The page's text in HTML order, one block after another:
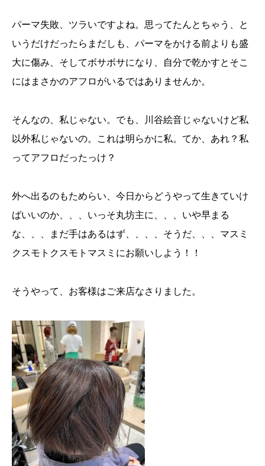
パーマ失敗、ツラいですよね。思ってたんとちゃう、と
いうだけだったらまだしも、パーマをかける前よりも盛
大に傷み、そしてボサボサになり、自分で乾かすとそこ
にはまさかのアフロがいるではありませんか。
そんなの、私じゃない。でも、川谷絵音じゃないけど私
以外私じゃないの。これは明らかに私。てか、あれ？私
ってアフロだったっけ？
外へ出るのもためらい、今日からどうやって生きていけ
ばいいのか、、、いっそ丸坊主に、、、いや早まる
な、、、まだ手はあるはず、、、、そうだ、、、マスミ
クスモトクスモトマスミにお願いしよう！！
そうやって、お客様はご来店なさりました。